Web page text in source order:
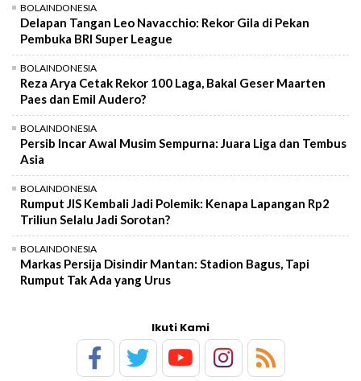
BOLAINDONESIA
Delapan Tangan Leo Navacchio: Rekor Gila di Pekan
Pembuka BRI Super League
BOLAINDONESIA
Reza Arya Cetak Rekor 100 Laga, Bakal Geser Maarten
Paes dan Emil Audero?
BOLAINDONESIA
Persib Incar Awal Musim Sempurna: Juara Liga dan Tembus
Asia
BOLAINDONESIA
Rumput JIS Kembali Jadi Polemik: Kenapa Lapangan Rp2
Triliun Selalu Jadi Sorotan?
BOLAINDONESIA
Markas Persija Disindir Mantan: Stadion Bagus, Tapi
Rumput Tak Ada yang Urus
Ikuti Kami